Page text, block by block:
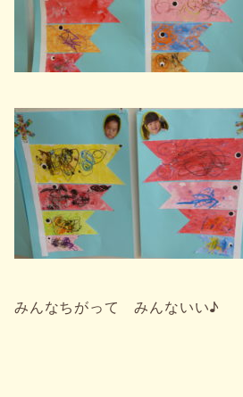
みんなちがって みんないい♪